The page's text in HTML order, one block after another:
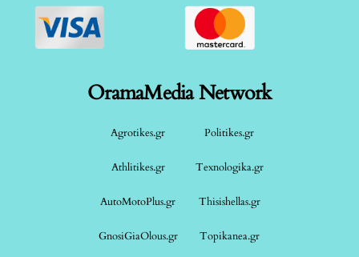
OramaMedia Network
Agrotikes.gr Politikes.gr
Athlitikes.gr Texnologika.gr
AutoMotoPlus.gr Thisishellas.gr
GnosiGiaOlous.gr Topikanea.gr